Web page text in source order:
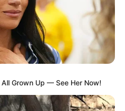
Grown Up — See Her Now!